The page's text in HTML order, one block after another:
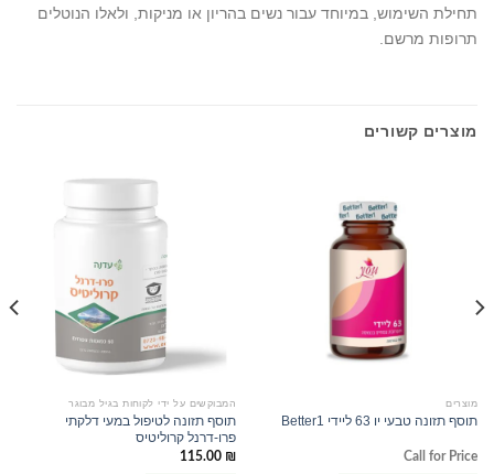
תחילת השימוש, במיוחד עבור נשים בהריון או מניקות, ולאלו הנוטלים
תרופות מרשם.
מוצרים קשורים
מוצרים
תוסף תזונה טבעי יו 63 ליידי Better1
Call for Price
המבוקשים על ידי לקוחות בגיל מבוגר
תוסף תזונה לטיפול במעי דלקתי
פרו-דרנל קרוליטיס
115.00 ₪